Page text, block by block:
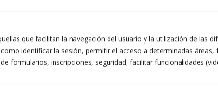
que facilitan la navegación del usuario y la utilización de las
identificar la sesión, permitir el acceso a determinadas áreas,
formularios, inscripciones, seguridad, facilitar funcionalidades
Matí
Tarda
Qualsevol hora
Prefereixo contacte per WhatsApp